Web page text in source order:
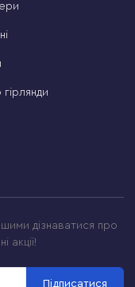
дізнаватися про
акції!
Підписатися